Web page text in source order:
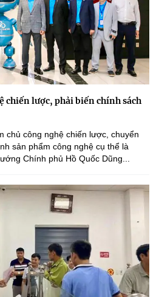
chiến lược, phải biến chính sách
chủ công nghệ chiến lược, chuyển
sản phẩm công nghệ cụ thể là
Chính phủ Hồ Quốc Dũng...